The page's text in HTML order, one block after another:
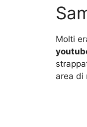
Molti
area di